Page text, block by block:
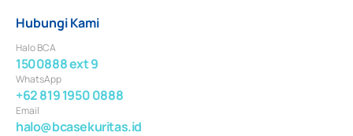
Hubungi Kami
Halo BCA
1500888 ext 9
WhatsApp
+62 819 1950 0888
Email
halo@bcasekuritas.id